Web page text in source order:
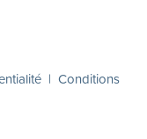
| Conditions